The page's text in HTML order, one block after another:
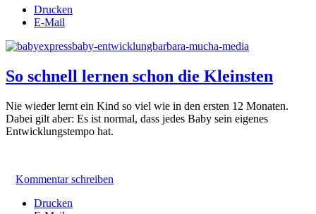
Drucken
E-Mail
So schnell lernen schon die Kleinsten
Nie wieder lernt ein Kind so viel wie in den ersten 12 Monaten.
Dabei gilt aber: Es ist normal, dass jedes Baby sein eigenes
Entwicklungstempo hat.
Kommentar schreiben
Drucken